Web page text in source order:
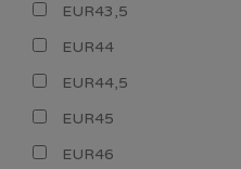
EUR43,5
EUR44
EUR44,5
EUR45
EUR46